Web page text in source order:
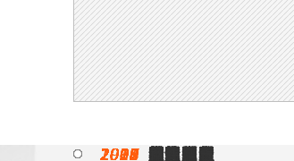
1996 入驻
1998 引领
2000 奠定方向
2003 全新定位
2004 扩大版图
2005 变革颠覆
2007 荣耀满贯
2008 双甲资质
2009 墅造实力
2012 屡获殊荣
2013 质的飞跃
2015 细分产业
2017 模式创新
2018 超越改变
2019 实力见证
2020 逆势而上
2021 蓄势而发
2022 稳中求进
2023 守正蜕变
2024 全新征程
2025 韧性增长